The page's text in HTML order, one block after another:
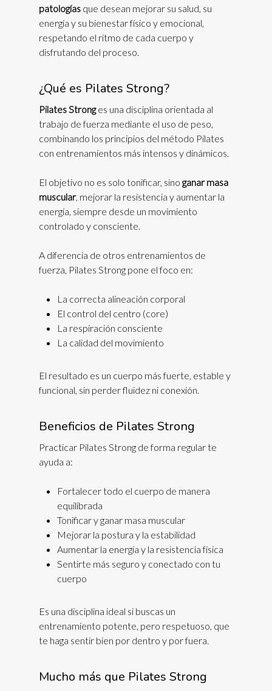
patologías que desean mejorar su salud, su
energía y su bienestar físico y emocional,
respetando el ritmo de cada cuerpo y
disfrutando del proceso.
¿Qué es Pilates Strong?
Pilates Stronges una disciplina orientada al
trabajo de fuerza mediante el uso de peso,
combinando los principios del método Pilates
con entrenamientos más intensos y dinámicos.
El objetivo no es solo tonificar, sino ganar masa
muscular, mejorar la resistencia y aumentar la
energía, siempre desde un movimiento
controlado y consciente.
A diferencia de otros entrenamientos de
fuerza, Pilates Strong pone el foco en:
La correcta alineación corporal
El control del centro (core)
La respiración consciente
La calidad del movimiento
El resultado es un cuerpo más fuerte, estable y
funcional, sin perder fluidez ni conexión.
Beneficios de Pilates Strong
Practicar Pilates Strong de forma regular te
ayuda a:
Fortalecer todo el cuerpo de manera
equilibrada
Tonificar y ganar masa muscular
Mejorar la postura y la estabilidad
Aumentar la energía y la resistencia física
Sentirte más seguro y conectado con tu
cuerpo
Es una disciplina ideal si buscas un
entrenamiento potente, pero respetuoso, que
te haga sentir bien por dentro y por fuera.
Mucho más que Pilates Strong